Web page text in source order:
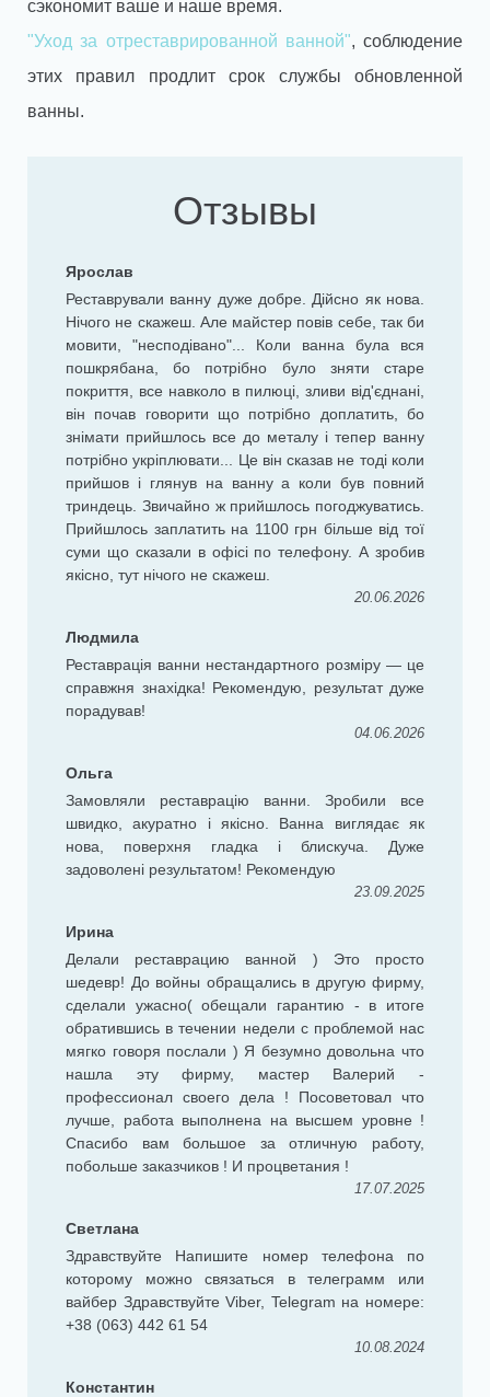
сэкономит ваше и наше время.
"Уход за отреставрированной ванной", соблюдение
этих правил продлит срок службы обновленной
ванны.
Отзывы
Ярослав
Реставрували ванну дуже добре. Дійсно як нова.
Нічого не скажеш. Але майстер повів себе, так би
мовити, "несподівано"... Коли ванна була вся
пошкрябана, бо потрібно було зняти старе
покриття, все навколо в пилюці, зливи від'єднані,
він почав говорити що потрібно доплатить, бо
знімати прийшлось все до металу і тепер ванну
потрібно укріплювати... Це він сказав не тоді коли
прийшов і глянув на ванну а коли був повний
триндець. Звичайно ж прийшлось погоджуватись.
Прийшлось заплатить на 1100 грн більше від тої
суми що сказали в офісі по телефону. А зробив
якісно, тут нічого не скажеш.
20.06.2026
Людмила
Реставрація ванни нестандартного розміру — це
справжня знахідка! Рекомендую, результат дуже
порадував!
04.06.2026
Ольга
Замовляли реставрацію ванни. Зробили все
швидко, акуратно і якісно. Ванна виглядає як
нова, поверхня гладка і блискуча. Дуже
задоволені результатом! Рекомендую
23.09.2025
Ирина
Делали реставрацию ванной ) Это просто
шедевр! До войны обращались в другую фирму,
сделали ужасно( обещали гарантию - в итоге
обратившись в течении недели с проблемой нас
мягко говоря послали ) Я безумно довольна что
нашла эту фирму, мастер Валерий -
профессионал своего дела ! Посоветовал что
лучше, работа выполнена на высшем уровне !
Спасибо вам большое за отличную работу,
побольше заказчиков ! И процветания !
17.07.2025
Светлана
Здравствуйте Напишите номер телефона по
которому можно связаться в телеграмм или
вайбер Здравствуйте Viber, Telegram на номере:
+38 (063) 442 61 54
10.08.2024
Константин